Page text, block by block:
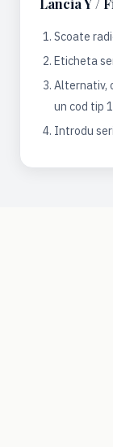
Lancia Y /
Scoate
Eticheta
Alternativ,
un cod tip
Introdu